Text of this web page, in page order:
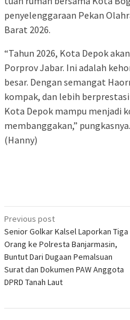
penyelenggaraan Pekan
Barat 2026.
“Tahun 2026, Kota Depok
Porprov Jabar. Ini adalah
besar. Dengan semangat
kompak, dan lebih
Kota Depok mampu menjadi
membanggakan,” pungkasnya.
(Hanny)
Post
navigation
Previous post
Senior Golkar Kalsel Laporkan Tiga
Orang ke Polresta Banjarmasin,
Buntut Dari Dugaan Pemalsuan
Surat dan Dokumen PAW Anggota
DPRD Tanah Laut